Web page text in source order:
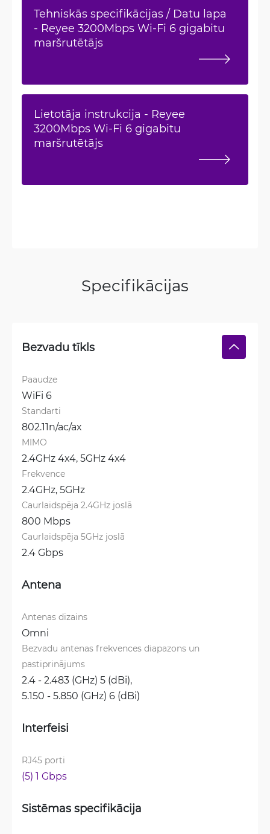
Tehniskās specifikācijas / Datu lapa
- Reyee 3200Mbps Wi-Fi 6 gigabitu
maršrutētājs
Lietotāja instrukcija - Reyee
3200Mbps Wi-Fi 6 gigabitu
maršrutētājs
Specifikācijas
Bezvadu tīkls
Paaudze
WiFi 6
Standarti
802.11n/ac/ax
MIMO
2.4GHz 4x4, 5GHz 4x4
Frekvence
2.4GHz, 5GHz
Caurlaidspēja 2.4GHz joslā
800 Mbps
Caurlaidspēja 5GHz joslā
2.4 Gbps
Antena
Antenas dizains
Omni
Bezvadu antenas frekvences diapazons un
pastiprinājums
2.4 - 2.483 (GHz) 5 (dBi),
5.150 - 5.850 (GHz) 6 (dBi)
Interfeisi
RJ45 porti
(5) 1 Gbps
Sistēmas specifikācija